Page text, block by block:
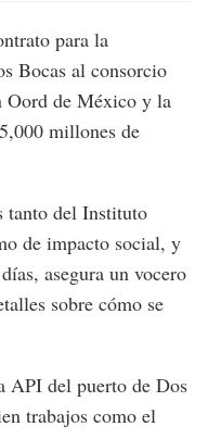
para la
Bocas al consorcio
Oord de México y la
millones de
tanto del Instituto
de impacto social, y
asegura un vocero
sobre cómo se
API del puerto de Dos
trabajos como el